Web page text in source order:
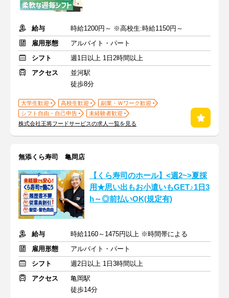
給与
時給1200円～ ※高校生:時給1150円～
雇用形態
アルバイト・パート
シフト
週1日以上 1日2時間以上
アクセス
並河駅
徒歩8分
大学生歓迎 高校生歓迎
副業・Ｗワーク歓迎
シフト自由・自己申告
未経験者歓迎
株式会社王将フードサービスの求人一覧を見る
無添くら寿司 亀岡店
【くら寿司のホール】<週2~>夏採
用★思い出もお小遣いもGET♪1日3
h～◎前払いOK(規定有)
給与
時給1160～1475円以上 ※時間帯による
雇用形態
アルバイト・パート
シフト
週2日以上 1日3時間以上
アクセス
亀岡駅
徒歩14分